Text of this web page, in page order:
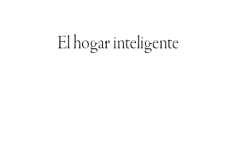
El hogar inteligente